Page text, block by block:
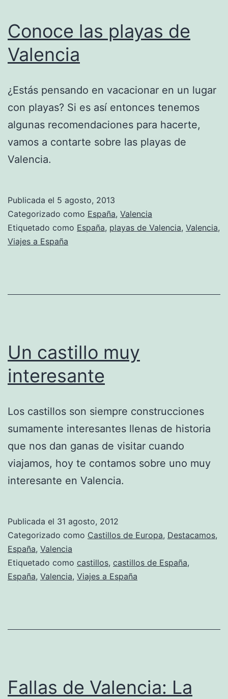
Conoce las playas de
Valencia
¿Estás pensando en vacacionar en un lugar
con playas? Si es así entonces tenemos
algunas recomendaciones para hacerte,
vamos a contarte sobre las playas de
Valencia.
Publicada el 5 agosto, 2013
Categorizado como España, Valencia
Etiquetado como España, playas de Valencia, Valencia,
Viajes a España
Un castillo muy
interesante
Los castillos son siempre construcciones
sumamente interesantes llenas de historia
que nos dan ganas de visitar cuando
viajamos, hoy te contamos sobre uno muy
interesante en Valencia.
Publicada el 31 agosto, 2012
Categorizado como Castillos de Europa, Destacamos,
España, Valencia
Etiquetado como castillos, castillos de España,
España, Valencia, Viajes a España
Fallas de Valencia: La